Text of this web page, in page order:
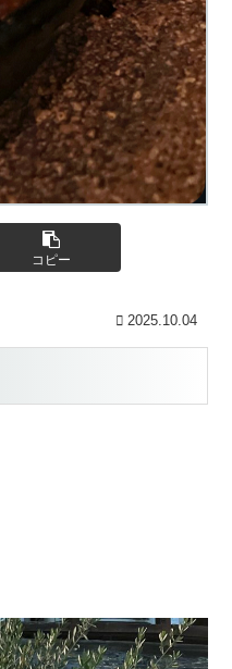
コピー
2025.10.04